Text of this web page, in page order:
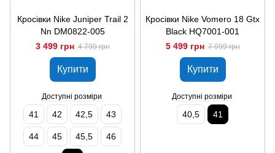
Кросівки Nike Juniper Trail 2
Nn DM0822-005
3 499 грн 4 799 грн
Купити
Доступні розміри
41 42 42,5 43
44 45 45,5 46
Кросівки Nike Vomero 18 Gtx
Black HQ7001-001
5 499 грн 7 999 грн
Купити
Доступні розміри
40,5 41